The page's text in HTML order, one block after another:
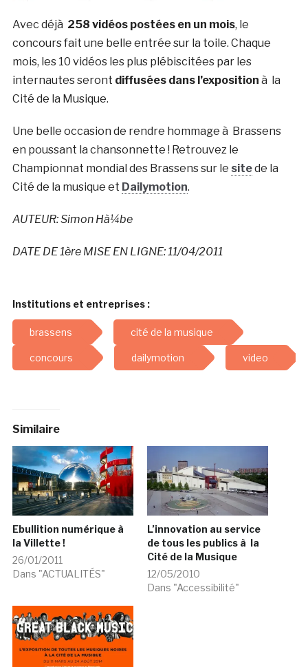
Avec déjà 258 vidéos postées en un mois, le
concours fait une belle entrée sur la toile. Chaque
mois, les 10 vidéos les plus plébiscitées par les
internautes seront diffusées dans l’exposition à la
Cité de la Musique.
Une belle occasion de rendre hommage à Brassens
en poussant la chansonnette ! Retrouvez le
Championnat mondial des Brassens sur le sitede la
Cité de la musique et Dailymotion.
AUTEUR: Simon Hà¼be
DATE DE 1ère MISE EN LIGNE: 11/04/2011
Institutions et entreprises :
brassens cité de la musique
concours dailymotion video
Similaire
Ebullition numérique à
la Villette !
26/01/2011
Dans "ACTUALITÉS"
L’innovation au service
de tous les publics à la
Cité de la Musique
12/05/2010
Dans "Accessibilité"